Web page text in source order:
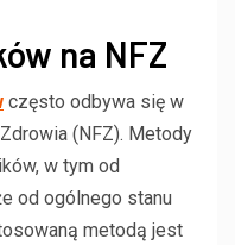
na NFZ
często odbywa się w
(NFZ). Metody
w tym od
od ogólnego stanu
metodą jest